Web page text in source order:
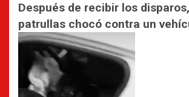
Después de recibir los
patrullas chocó contra un